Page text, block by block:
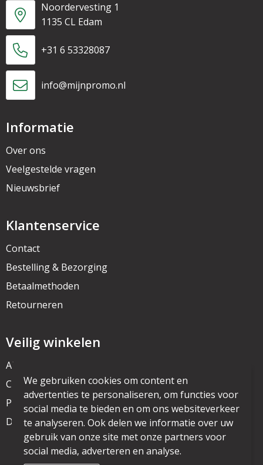
Noordervesting 1
1135 CL Edam
+31 6 53328087
info@mijnpromo.nl
Informatie
Over ons
Veelgestelde vragen
Nieuwsbrief
Klantenservice
Contact
Bestelling & Bezorging
Betaalmethoden
Retourneren
Veilig winkelen
Algemene voorwaarden
Cookieverklaring
Privacyverklaring
Disclaimer
We gebruiken cookies om content en
advertenties te personaliseren, om functies voor
social media te bieden en om ons websiteverkeer
te analyseren. Ook delen we informatie over uw
gebruik van onze site met onze partners voor
social media, adverteren en analyse.